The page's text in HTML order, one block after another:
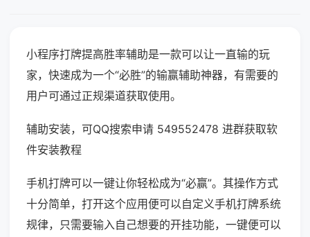
小程序打牌提高胜率辅助是一款可以让一直输的玩
家，快速成为一个“必胜”的输赢辅助神器，有需要的
用户可通过正规渠道获取使用。
辅助安装，可QQ搜索申请 549552478 进群获取软
件安装教程
手机打牌可以一键让你轻松成为“必赢”。其操作方式
十分简单，打开这个应用便可以自定义手机打牌系统
规律，只需要输入自己想要的开挂功能，一键便可以